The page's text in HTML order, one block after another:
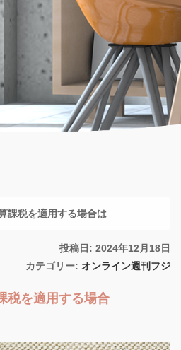
課税を適用する場合は
投稿日: 2024年12月18日
カテゴリー: オンライン週刊フジ
税を適用する場合